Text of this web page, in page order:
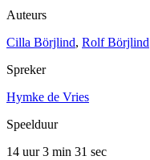
Auteurs
Cilla Börjlind, Rolf Börjlind
Spreker
Hymke de Vries
Speelduur
14 uur 3 min 31 sec